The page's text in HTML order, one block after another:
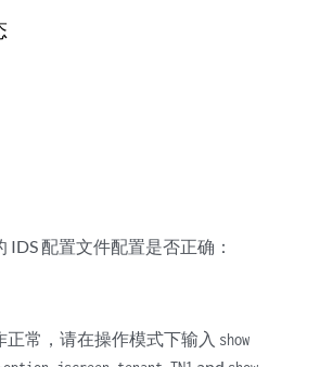
route-option;
1000;
threshold 500;
threshold 1000;
IDS 配置文件配置是否正确：
常，请在操作模式下输入 show